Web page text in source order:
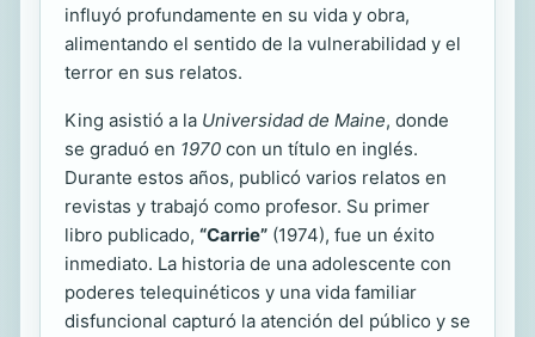
influyó profundamente en su vida y obra,
alimentando el sentido de la vulnerabilidad y el
terror en sus relatos.
King asistió a la Universidad de Maine, donde
se graduó en 1970 con un título en inglés.
Durante estos años, publicó varios relatos en
revistas y trabajó como profesor. Su primer
libro publicado, “Carrie” (1974), fue un éxito
inmediato. La historia de una adolescente con
poderes telequinéticos y una vida familiar
disfuncional capturó la atención del público y se